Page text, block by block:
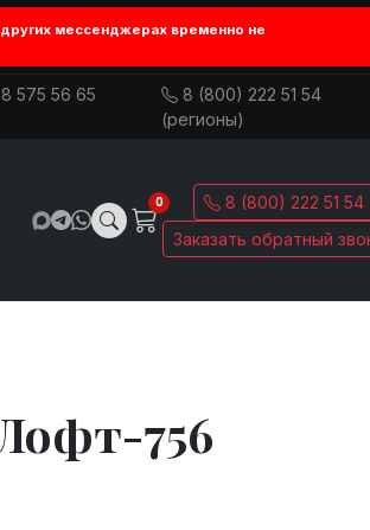
мессенджерах временно не
575 56 65
8 (800) 222 51 54
(регионы)
0
8 (800) 222 51 54
Заказать обратный
756